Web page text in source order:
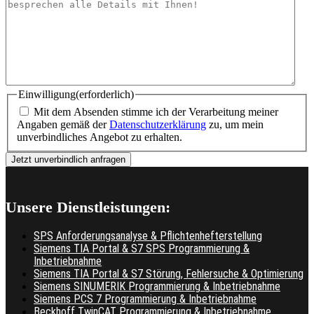
Einwilligung(erforderlich)
Mit dem Absenden stimme ich der Verarbeitung meiner
Angaben gemäß derDatenschutzerklärung zu, um mein
unverbindliches Angebot zu erhalten.
Unsere Dienstleistungen:
SPS Anforderungsanalyse & Pflichtenhefterstellung
Siemens TIA Portal & S7 SPS Programmierung &
Inbetriebnahme
Siemens TIA Portal & S7 Störung, Fehlersuche & Optimierung
Siemens SINUMERIK Programmierung & Inbetriebnahme
Siemens PCS 7 Programmierung & Inbetriebnahme